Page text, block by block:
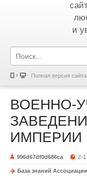
и
Полная версия сайта
ВОЕННО-
ИМПЕРИИ
996d67df0d686ca 2-
База знаний Ассоциации